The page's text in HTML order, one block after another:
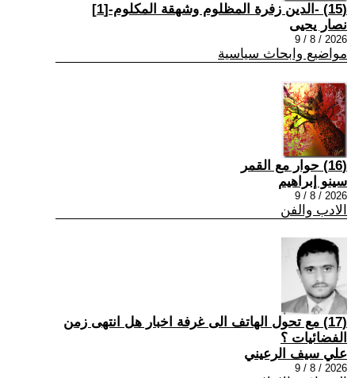
(15) -الدين زفرة المظلوم وشهقة المكلوم-[1]
نصار يحيى
2026 / 8 / 9
مواضيع وابحاث سياسية
(16) حوار مع القمر
سينو إبراهيم
2026 / 8 / 9
الادب والفن
(17) مع تحول الهاتف الى غرفة اخبار هل انتهى زمن
الفضائيات ؟
علي سيف الرعيني
2026 / 8 / 9